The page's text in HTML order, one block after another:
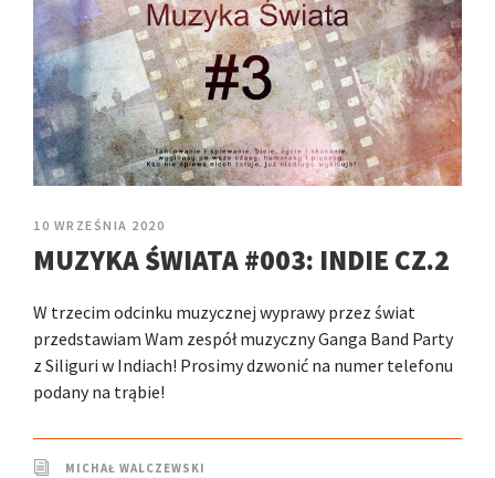
10 WRZEŚNIA 2020
MUZYKA ŚWIATA #003: INDIE CZ.2
W trzecim odcinku muzycznej wyprawy przez świat
przedstawiam Wam zespół muzyczny Ganga Band Party
z Siliguri w Indiach! Prosimy dzwonić na numer telefonu
podany na trąbie!
MICHAŁ WALCZEWSKI